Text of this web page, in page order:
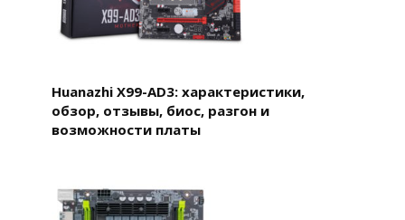
Huanazhi X99-AD3: характеристики,
обзор, отзывы, биос, разгон и
возможности платы